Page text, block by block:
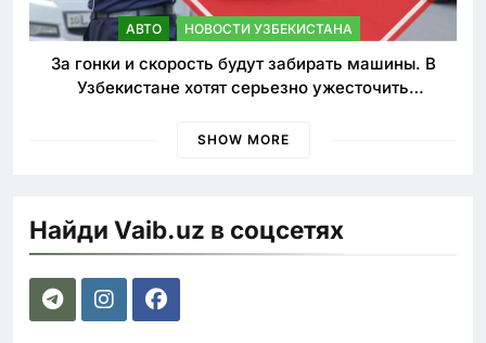
АВТО НОВОСТИ УЗБЕКИСТАНА
За гонки и скорость будут забирать машины. В
Узбекистане хотят серьезно ужесточить
SHOW MORE
Найди Vaib.uz в соцсетях